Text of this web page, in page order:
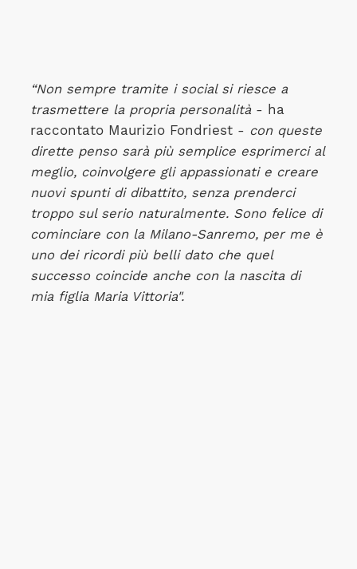
“Non sempre tramite i social si riesce a
trasmettere la propria personalità- ha
raccontato Maurizio Fondriest - con queste
dirette penso sarà più semplice esprimerci al
meglio, coinvolgere gli appassionati e creare
nuovi spunti di dibattito, senza prenderci
troppo sul serio naturalmente. Sono felice di
cominciare con la Milano-Sanremo, per me è
uno dei ricordi più belli dato che quel
successo coincide anche con la nascita di
mia figlia Maria Vittoria".